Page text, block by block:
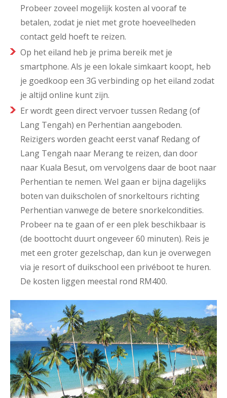
Probeer zoveel mogelijk kosten al vooraf te
betalen, zodat je niet met grote hoeveelheden
contact geld hoeft te reizen.
Op het eiland heb je prima bereik met je
smartphone. Als je een lokale simkaart koopt, heb
je goedkoop een 3G verbinding op het eiland zodat
je altijd online kunt zijn.
Er wordt geen direct vervoer tussen Redang (of
Lang Tengah) en Perhentian aangeboden.
Reizigers worden geacht eerst vanaf Redang of
Lang Tengah naar Merang te reizen, dan door
naar Kuala Besut, om vervolgens daar de boot naar
Perhentian te nemen. Wel gaan er bijna dagelijks
boten van duikscholen of snorkeltours richting
Perhentian vanwege de betere snorkelcondities.
Probeer na te gaan of er een plek beschikbaar is
(de boottocht duurt ongeveer 60 minuten). Reis je
met een groter gezelschap, dan kun je overwegen
via je resort of duikschool een privéboot te huren.
De kosten liggen meestal rond RM400.